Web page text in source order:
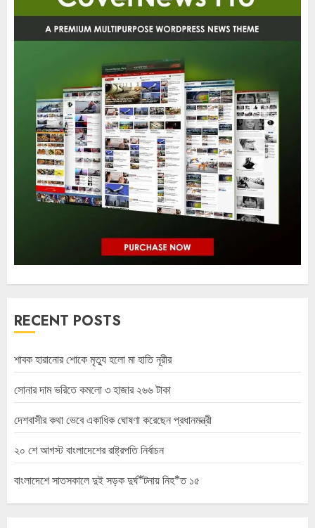
RECENT POSTS
শাবক হারানোর শোকে মৃত্যু হলো মা হাতি নূরীর
সোনার দাম ভরিতে কমলো ৩ হাজার ২৬৬ টাকা
দেশবাসীর কথা ভেবে একাধিক ঘোষণা করেছেন প্রধানমন্ত্রী
২০ শে আগস্ট বাংলাদেশের রাষ্ট্রপতি নির্বাচন
বাংলাদেশে সাতসকালে দুই সড়ক দুর্ঘ*টনায় নিহ*ত ১৫